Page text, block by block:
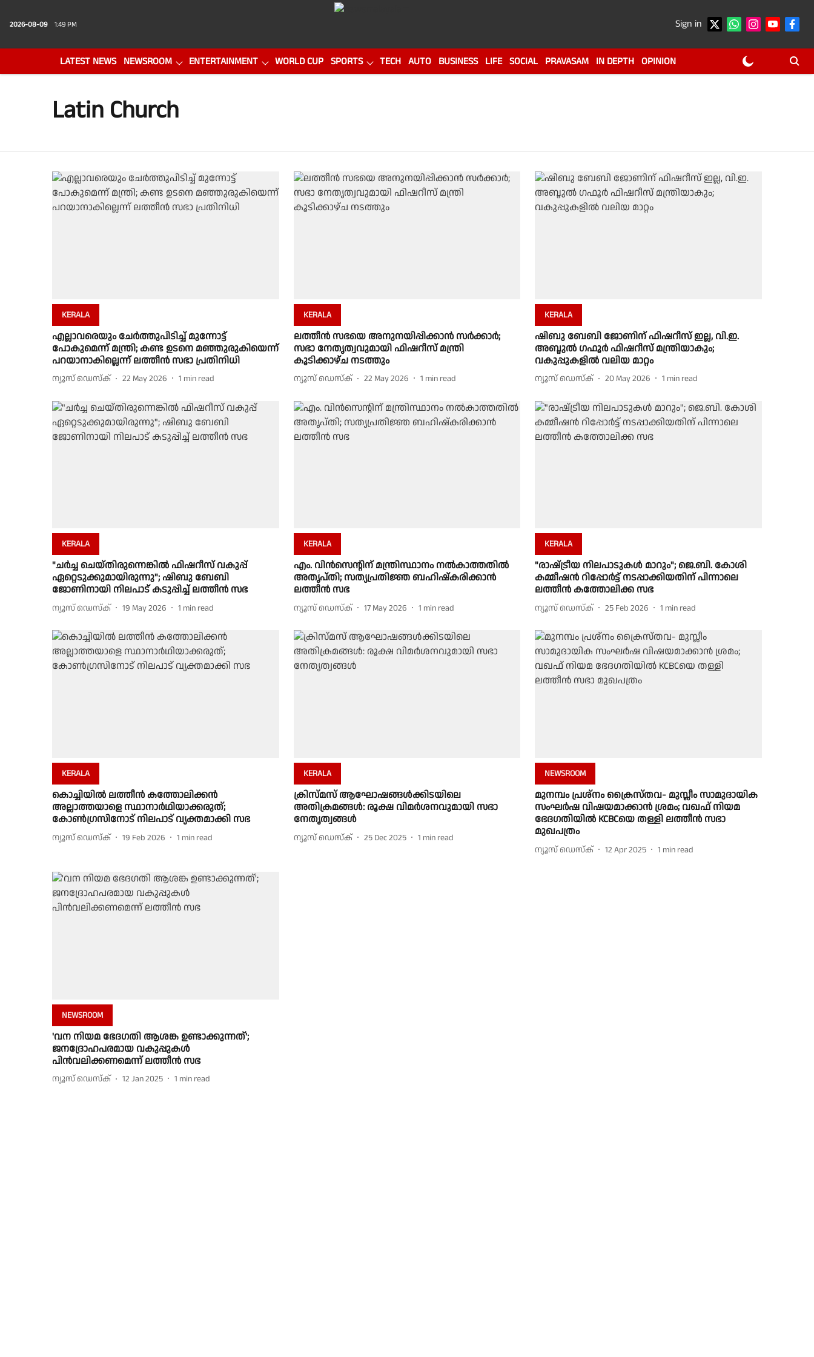
2026-08-09 1:49 PM Sign in
LATEST NEWS NEWSROOM ENTERTAINMENT WORLD CUP SPORTS TECH AUTO BUSINESS LIFE SOCIAL PRAVASAM IN DEPTH OPINION
Latin Church
KERALA
എല്ലാവരെയും ചേർത്തുപിടിച്ച് മുന്നോട്ട്
പോകുമെന്ന് മന്ത്രി; കണ്ട ഉടനെ മഞ്ഞുരുകിയെന്ന്
പറയാനാകില്ലെന്ന് ലത്തീൻ സഭാ പ്രതിനിധി
ന്യൂസ് ഡെസ്ക് 22 May 2026 1 min read
KERALA
ലത്തീൻ സഭയെ അനുനയിപ്പിക്കാൻ സർക്കാർ;
സഭാ നേതൃത്വവുമായി ഫിഷറീസ് മന്ത്രി
കൂടിക്കാഴ്ച നടത്തും
ന്യൂസ് ഡെസ്ക് 22 May 2026 1 min read
KERALA
ഷിബു ബേബി ജോണിന് ഫിഷറീസ് ഇല്ല, വി.ഇ.
അബ്ദുല്‍ ഗഫൂര്‍ ഫിഷറീസ് മന്ത്രിയാകും;
വകുപ്പുകളിൽ വലിയ മാറ്റം
ന്യൂസ് ഡെസ്ക് 20 May 2026 1 min read
KERALA
"ചർച്ച ചെയ്തിരുന്നെങ്കിൽ ഫിഷറീസ് വകുപ്പ്
ഏറ്റെടുക്കുമായിരുന്നു"; ഷിബു ബേബി
ജോണിനായി നിലപാട് കടുപ്പിച്ച് ലത്തീൻ സഭ
ന്യൂസ് ഡെസ്ക് 19 May 2026 1 min read
KERALA
എം. വിൻസെൻ്റിന് മന്ത്രിസ്ഥാനം നൽകാത്തതിൽ
അതൃപ്തി; സത്യപ്രതിജ്ഞ ബഹിഷ്കരിക്കാൻ
ലത്തീൻ സഭ
ന്യൂസ് ഡെസ്ക് 17 May 2026 1 min read
KERALA
"രാഷ്‌ട്രീയ നിലപാടുകൾ മാറും"; ജെ.ബി. കോശി
കമ്മീഷൻ റിപ്പോർട്ട് നടപ്പാക്കിയതിന് പിന്നാലെ
ലത്തീൻ കത്തോലിക്ക സഭ
ന്യൂസ് ഡെസ്ക് 25 Feb 2026 1 min read
KERALA
കൊച്ചിയിൽ ലത്തീൻ കത്തോലിക്കൻ
അല്ലാത്തയാളെ സ്ഥാനാർഥിയാക്കരുത്;
കോൺഗ്രസിനോട് നിലപാട് വ്യക്തമാക്കി സഭ
ന്യൂസ് ഡെസ്ക് 19 Feb 2026 1 min read
KERALA
ക്രിസ്മസ് ആഘോഷങ്ങൾക്കിടയിലെ
അതിക്രമങ്ങൾ: രൂക്ഷ വിമർശനവുമായി സഭാ
നേതൃത്വങ്ങൾ
ന്യൂസ് ഡെസ്ക് 25 Dec 2025 1 min read
NEWSROOM
മുനമ്പം പ്രശ്നം ക്രൈസ്തവ- മുസ്ലീം സാമുദായിക
സംഘർഷ വിഷയമാക്കാന്‍ ശ്രമം; വഖഫ് നിയമ
ഭേദഗതിയിൽ KCBCയെ തള്ളി ലത്തീൻ സഭാ
മുഖപത്രം
ന്യൂസ് ഡെസ്ക് 12 Apr 2025 1 min read
NEWSROOM
'വന നിയമ ഭേദഗതി ആശങ്ക ഉണ്ടാക്കുന്നത്';
ജനദ്രോഹപരമായ വകുപ്പുകൾ
പിൻവലിക്കണമെന്ന് ലത്തീന്‍‌ സഭ
ന്യൂസ് ഡെസ്ക് 12 Jan 2025 1 min read